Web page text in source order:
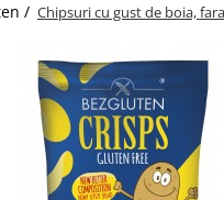
/ Chipsuri cu gust de boia,